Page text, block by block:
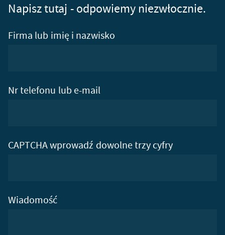
Napisz tutaj - odpowiemy niezwłocznie.
Firma lub imię i nazwisko
Nr telefonu lub e-mail
CAPTCHA wprowadź dowolne trzy cyfry
Wiadomość